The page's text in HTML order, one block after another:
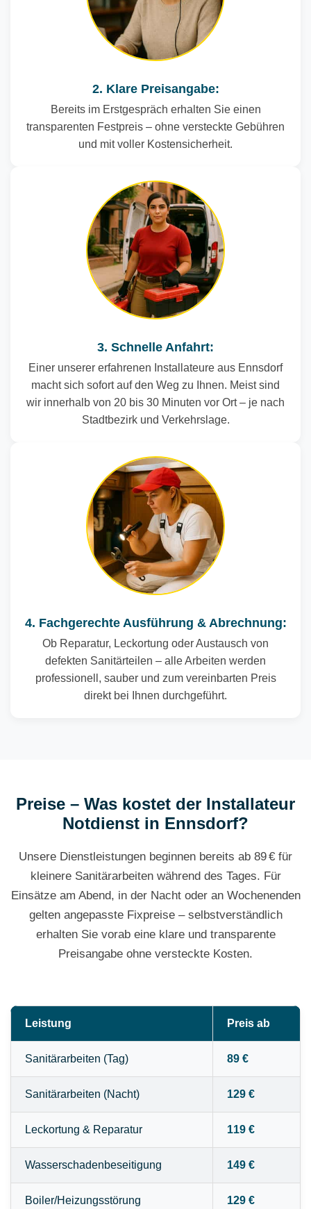
2. Klare Preisangabe:
Bereits im Erstgespräch erhalten Sie einen
transparenten Festpreis – ohne versteckte Gebühren
und mit voller Kostensicherheit.
3. Schnelle Anfahrt:
Einer unserer erfahrenen Installateure aus Ennsdorf
macht sich sofort auf den Weg zu Ihnen. Meist sind
wir innerhalb von 20 bis 30 Minuten vor Ort – je nach
Stadtbezirk und Verkehrslage.
4. Fachgerechte Ausführung & Abrechnung:
Ob Reparatur, Leckortung oder Austausch von
defekten Sanitärteilen – alle Arbeiten werden
professionell, sauber und zum vereinbarten Preis
direkt bei Ihnen durchgeführt.
Preise – Was kostet der Installateur
Notdienst in Ennsdorf?
Unsere Dienstleistungen beginnen bereits ab 89 € für
kleinere Sanitärarbeiten während des Tages. Für
Einsätze am Abend, in der Nacht oder an Wochenenden
gelten angepasste Fixpreise – selbstverständlich
erhalten Sie vorab eine klare und transparente
Preisangabe ohne versteckte Kosten.
Leistung Preis ab
Sanitärarbeiten (Tag) 89 €
Sanitärarbeiten (Nacht) 129 €
Leckortung & Reparatur 119 €
Wasserschadenbeseitigung 149 €
Boiler/Heizungsstörung 129 €